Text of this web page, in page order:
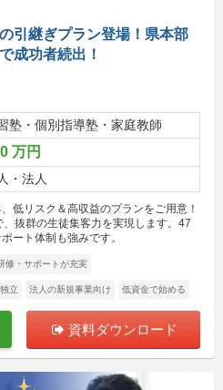
引継ぎプラン登場！県本部
成功者続出！
塾・個別指導塾・家庭教師
万円
・法人
低リスク＆高収益のプランをご用意！
抜群の生徒集客力を実現します。47
ート体制も強みです。
修・サポートが充実
立 法人の新規事業向け 低資金で始める
資料ダウンロード